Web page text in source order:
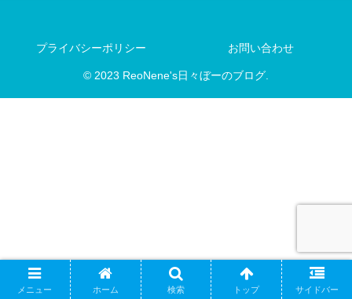
プライバシーポリシー お問い合わせ
© 2023 ReoNene's日々ぼーのブログ.
メニュー ホーム 検索 トップ サイドバー